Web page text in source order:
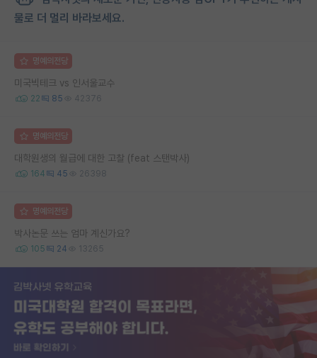
물로 더 멀리 바라보세요.
명예의전당
미국빅테크 vs 인서울교수
22 85 42376
명예의전당
대학원생의 월급에 대한 고찰 (feat 스탠박사)
164 45 26398
명예의전당
박사논문 쓰는 엄마 계신가요?
105 24 13265